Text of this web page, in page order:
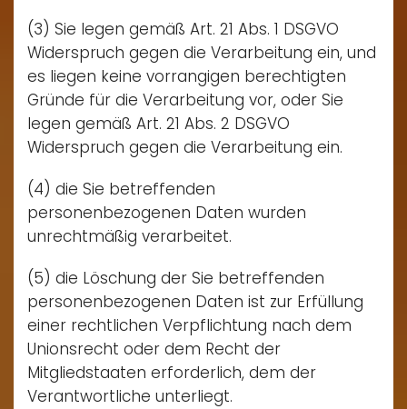
(3) Sie legen gemäß Art. 21 Abs. 1 DSGVO
Widerspruch gegen die Verarbeitung ein, und
es liegen keine vorrangigen berechtigten
Gründe für die Verarbeitung vor, oder Sie
legen gemäß Art. 21 Abs. 2 DSGVO
Widerspruch gegen die Verarbeitung ein.
(4) die Sie betreffenden
personenbezogenen Daten wurden
unrechtmäßig verarbeitet.
(5) die Löschung der Sie betreffenden
personenbezogenen Daten ist zur Erfüllung
einer rechtlichen Verpflichtung nach dem
Unionsrecht oder dem Recht der
Mitgliedstaaten erforderlich, dem der
Verantwortliche unterliegt.